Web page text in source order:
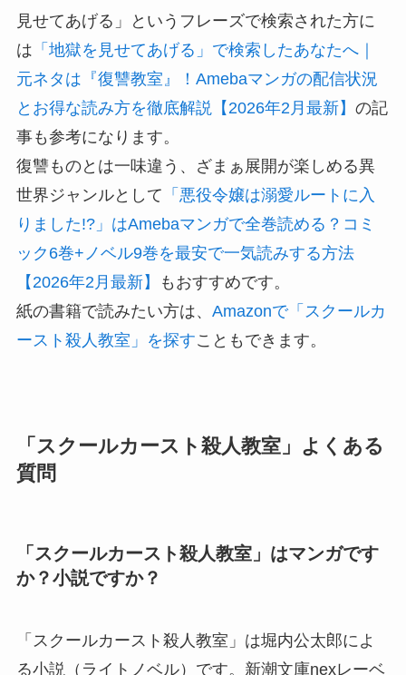
見せてあげる」というフレーズで検索された方に
は 「地獄を見せてあげる」で検索したあなたへ｜
元ネタは『復讐教室』！Amebaマンガの配信状況
とお得な読み方を徹底解説【2026年2月最新】 の記
事も参考になります。
復讐ものとは一味違う、ざまぁ展開が楽しめる異
世界ジャンルとして 「悪役令嬢は溺愛ルートに入
りました!?」はAmebaマンガで全巻読める？コミ
ック6巻+ノベル9巻を最安で一気読みする方法
【2026年2月最新】
もおすすめです。
紙の書籍で読みたい方は、 Amazonで「スクールカ
ースト殺人教室」を探すこともできます。
「スクールカースト殺人教室」よくある
質問
「スクールカースト殺人教室」はマンガです
か？小説ですか？
「スクールカースト殺人教室」は堀内公太郎によ
る小説（ライトノベル）です。新潮文庫nexレーベ